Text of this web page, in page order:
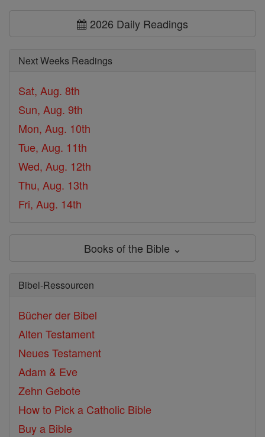
2026 Daily Readings
Next Weeks Readings
Sat, Aug. 8th
Sun, Aug. 9th
Mon, Aug. 10th
Tue, Aug. 11th
Wed, Aug. 12th
Thu, Aug. 13th
Fri, Aug. 14th
Books of the Bible ⌄
Bibel-Ressourcen
Bücher der Bibel
Alten Testament
Neues Testament
Adam & Eve
Zehn Gebote
How to Pick a Catholic Bible
Buy a Bible